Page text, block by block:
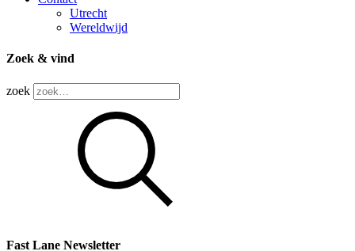
Utrecht
Wereldwijd
Zoek & vind
zoek
Fast Lane Newsletter